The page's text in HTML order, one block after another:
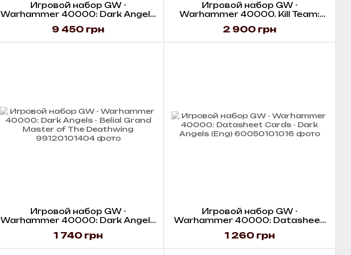
Игровой набор GW -
Warhammer 40000: Dark Angels
Force
9 450 грн
Игровой набор GW -
Warhammer 40000. Kill Team:
2 900 грн
Игровой набор GW -
Warhammer 40000: Dark Angels
Deathwing
1 740 грн
Игровой набор GW -
Warhammer 40000: Datasheet
1 260 грн